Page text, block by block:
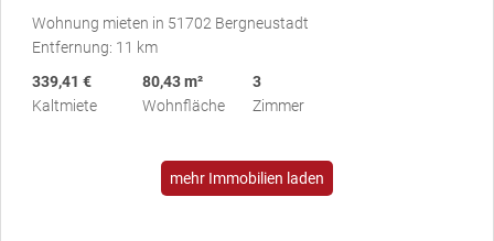
Wohnung mieten in 51702 Bergneustadt
Entfernung: 11 km
339,41 €
Kaltmiete
80,43 m²
Wohnfläche
3
Zimmer
mehr Immobilien laden